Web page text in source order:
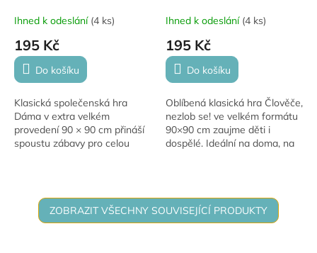
Ihned k odeslání (4 ks)
195 Kč
Do košíku
Klasická společenská hra
Dáma v extra velkém
provedení 90 × 90 cm přináší
spoustu zábavy pro celou
Ihned k odeslání (4 ks)
195 Kč
Do košíku
Oblíbená klasická hra Člověče,
nezlob se! ve velkém formátu
90×90 cm zaujme děti i
dospělé. Ideální na doma, na
ZOBRAZIT VŠECHNY SOUVISEJÍCÍ PRODUKTY